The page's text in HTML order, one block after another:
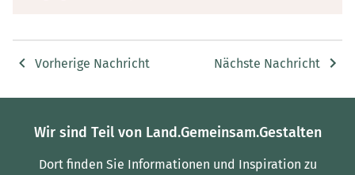
Vorherige Nachricht Nächste Nachricht
Wir sind Teil von Land.Gemeinsam.Gestalten
Dort finden Sie Informationen und Inspiration zu